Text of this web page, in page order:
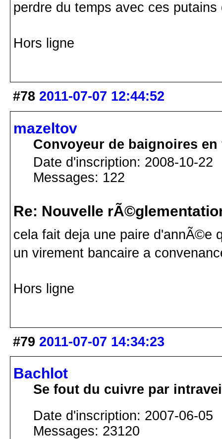
perdre du temps avec ces
Hors ligne
#78 2011-07-07 12:44:52
mazeltov
Convoyeur de baignoires en
Date d'inscription: 2008-10-22
Messages: 122
Re: Nouvelle
cela fait deja une paire d'annÃ©e
un virement bancaire a
Hors ligne
#79 2011-07-07 14:34:23
Bachlot
Se fout du cuivre par
Date d'inscription: 2007-06-05
Messages: 23120